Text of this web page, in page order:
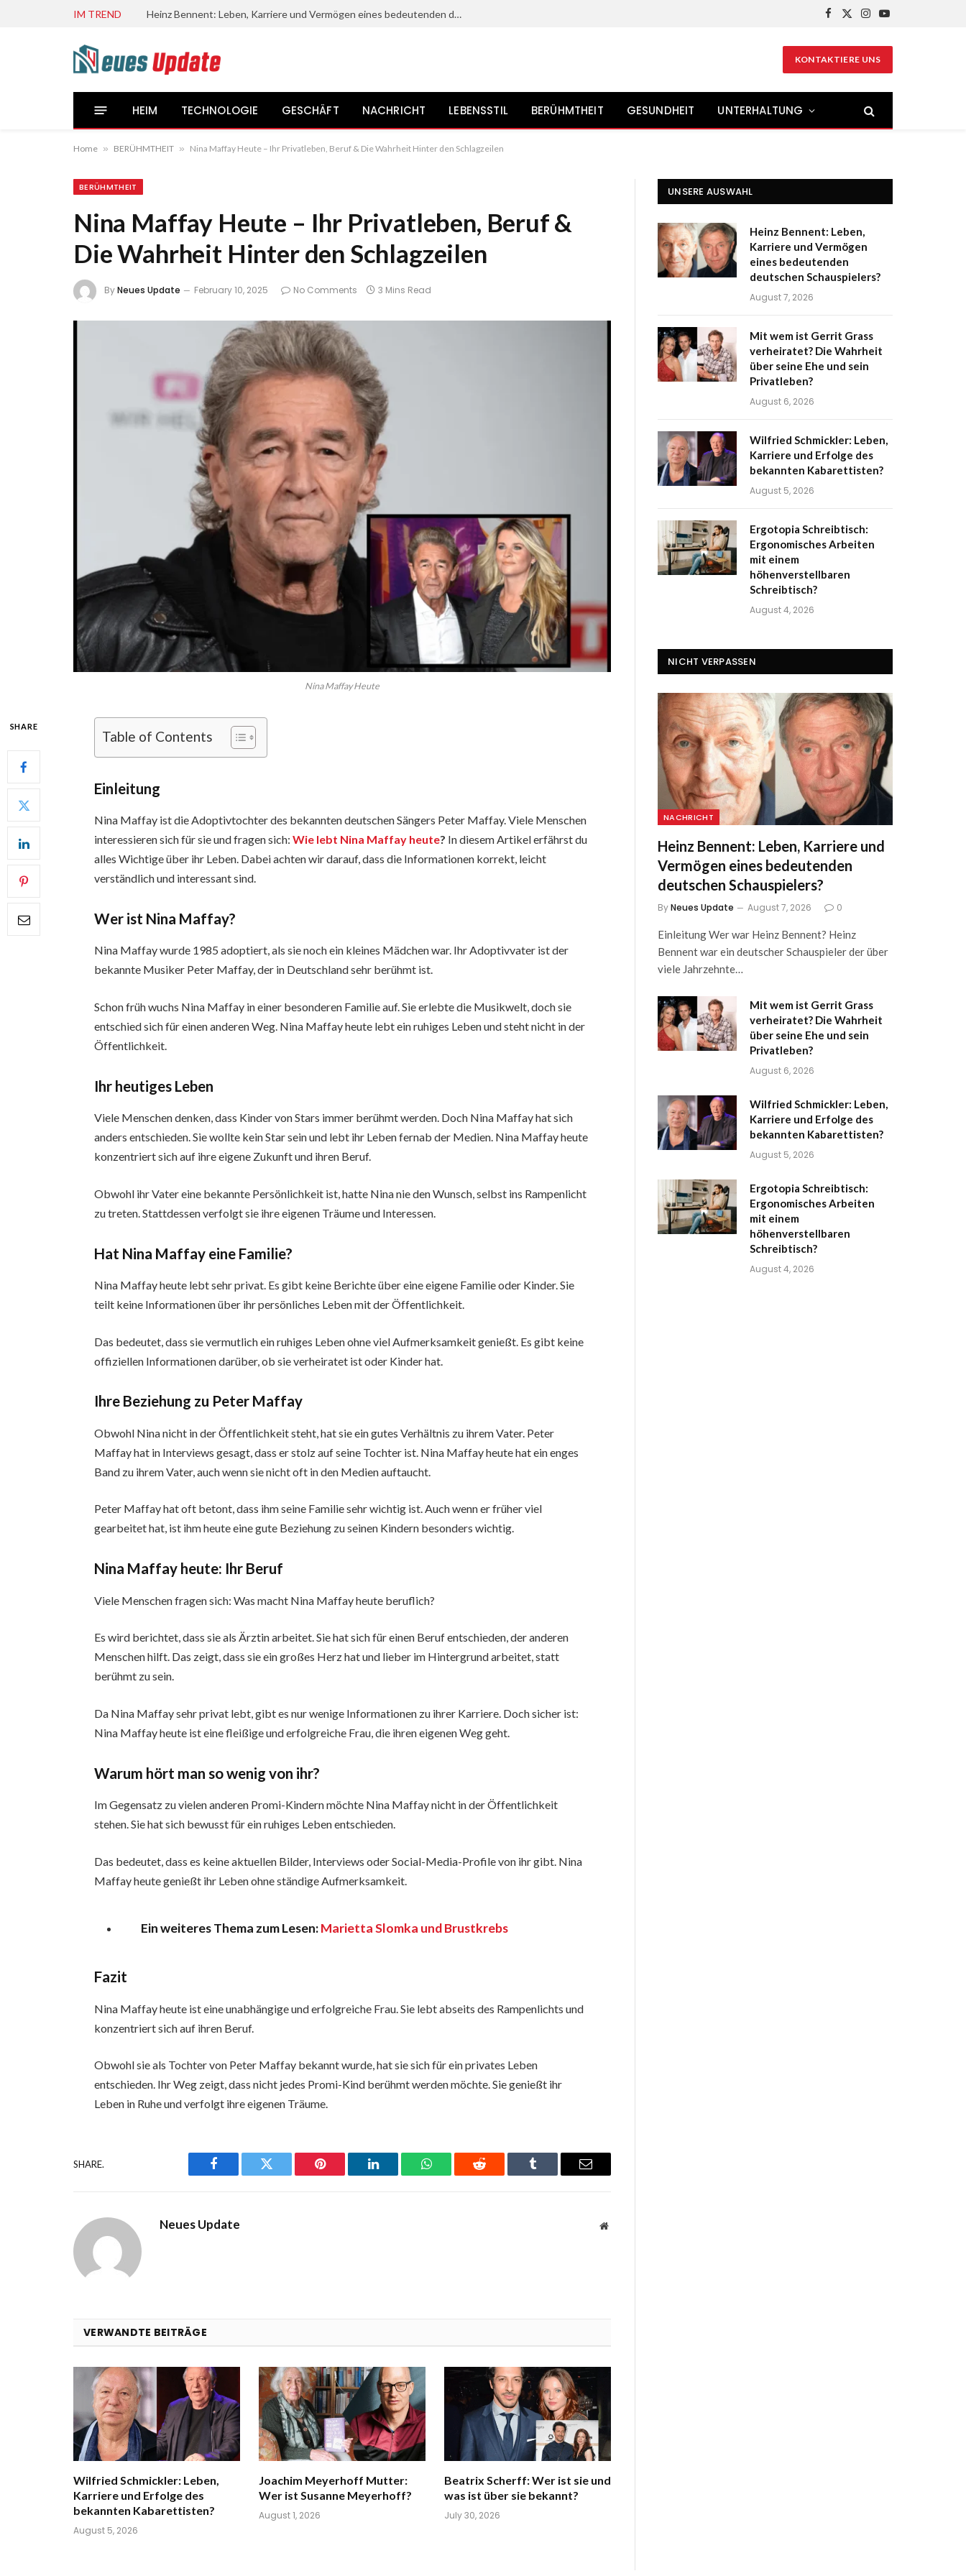
IM TREND Heinz Bennent: Leben, Karriere und Vermögen eines bedeutenden deutschen Schauspielers?
Facebook
X
Instagram
YouTube
KONTAKTIERE UNS
HEIM TECHNOLOGIE GESCHÄFT NACHRICHT LEBENSSTIL BERÜHMTHEIT GESUNDHEIT UNTERHALTUNG
Home » BERÜHMTHEIT » Nina Maffay Heute – Ihr Privatleben, Beruf & Die Wahrheit Hinter den Schlagzeilen
BERÜHMTHEIT
Nina Maffay Heute – Ihr Privatleben, Beruf &
Die Wahrheit Hinter den Schlagzeilen
ByNeues Update February 10, 2025 No Comments 3 Mins Read
Nina Maffay Heute
SHARE
Table of Contents
Einleitung
Nina Maffay ist die Adoptivtochter des bekannten deutschen Sängers Peter Maffay. Viele Menschen
interessieren sich für sie und fragen sich:Wie lebt Nina Maffay heute? In diesem Artikel erfährst du
alles Wichtige über ihr Leben. Dabei achten wir darauf, dass die Informationen korrekt, leicht
verständlich und interessant sind.
Wer ist Nina Maffay?
Nina Maffay wurde 1985 adoptiert, als sie noch ein kleines Mädchen war. Ihr Adoptivvater ist der
bekannte Musiker Peter Maffay, der in Deutschland sehr berühmt ist.
Schon früh wuchs Nina Maffay in einer besonderen Familie auf. Sie erlebte die Musikwelt, doch sie
entschied sich für einen anderen Weg. Nina Maffay heute lebt ein ruhiges Leben und steht nicht in der
Öffentlichkeit.
Ihr heutiges Leben
Viele Menschen denken, dass Kinder von Stars immer berühmt werden. Doch Nina Maffay hat sich
anders entschieden. Sie wollte kein Star sein und lebt ihr Leben fernab der Medien. Nina Maffay heute
konzentriert sich auf ihre eigene Zukunft und ihren Beruf.
Obwohl ihr Vater eine bekannte Persönlichkeit ist, hatte Nina nie den Wunsch, selbst ins Rampenlicht
zu treten. Stattdessen verfolgt sie ihre eigenen Träume und Interessen.
Hat Nina Maffay eine Familie?
Nina Maffay heute lebt sehr privat. Es gibt keine Berichte über eine eigene Familie oder Kinder. Sie
teilt keine Informationen über ihr persönliches Leben mit der Öffentlichkeit.
Das bedeutet, dass sie vermutlich ein ruhiges Leben ohne viel Aufmerksamkeit genießt. Es gibt keine
offiziellen Informationen darüber, ob sie verheiratet ist oder Kinder hat.
Ihre Beziehung zu Peter Maffay
Obwohl Nina nicht in der Öffentlichkeit steht, hat sie ein gutes Verhältnis zu ihrem Vater. Peter
Maffay hat in Interviews gesagt, dass er stolz auf seine Tochter ist. Nina Maffay heute hat ein enges
Band zu ihrem Vater, auch wenn sie nicht oft in den Medien auftaucht.
Peter Maffay hat oft betont, dass ihm seine Familie sehr wichtig ist. Auch wenn er früher viel
gearbeitet hat, ist ihm heute eine gute Beziehung zu seinen Kindern besonders wichtig.
Nina Maffay heute: Ihr Beruf
Viele Menschen fragen sich: Was macht Nina Maffay heute beruflich?
Es wird berichtet, dass sie als Ärztin arbeitet. Sie hat sich für einen Beruf entschieden, der anderen
Menschen hilft. Das zeigt, dass sie ein großes Herz hat und lieber im Hintergrund arbeitet, statt
berühmt zu sein.
Da Nina Maffay sehr privat lebt, gibt es nur wenige Informationen zu ihrer Karriere. Doch sicher ist:
Nina Maffay heute ist eine fleißige und erfolgreiche Frau, die ihren eigenen Weg geht.
Warum hört man so wenig von ihr?
Im Gegensatz zu vielen anderen Promi-Kindern möchte Nina Maffay nicht in der Öffentlichkeit
stehen. Sie hat sich bewusst für ein ruhiges Leben entschieden.
Das bedeutet, dass es keine aktuellen Bilder, Interviews oder Social-Media-Profile von ihr gibt. Nina
Maffay heute genießt ihr Leben ohne ständige Aufmerksamkeit.
Ein weiteres Thema zum Lesen:Marietta Slomka und Brustkrebs
Fazit
Nina Maffay heute ist eine unabhängige und erfolgreiche Frau. Sie lebt abseits des Rampenlichts und
konzentriert sich auf ihren Beruf.
Obwohl sie als Tochter von Peter Maffay bekannt wurde, hat sie sich für ein privates Leben
entschieden. Ihr Weg zeigt, dass nicht jedes Promi-Kind berühmt werden möchte. Sie genießt ihr
Leben in Ruhe und verfolgt ihre eigenen Träume.
SHARE.
Facebook Twitter Pinterest LinkedIn WhatsAppReddit Tumblr Email
Neues Update Website
VERWANDTE BEITRÄGE
Wilfried Schmickler: Leben,
Karriere und Erfolge des
bekannten Kabarettisten?
August 5, 2026
Joachim Meyerhoff Mutter:
Wer ist Susanne Meyerhoff?
August 1, 2026
Beatrix Scherff: Wer ist sie und
was ist über sie bekannt?
July 30, 2026
UNSERE AUSWAHL
Heinz Bennent: Leben,
Karriere und Vermögen
eines bedeutenden
deutschen Schauspielers?
August 7, 2026
Mit wem ist Gerrit Grass
verheiratet? Die Wahrheit
über seine Ehe und sein
Privatleben?
August 6, 2026
Wilfried Schmickler: Leben,
Karriere und Erfolge des
bekannten Kabarettisten?
August 5, 2026
Ergotopia Schreibtisch:
Ergonomisches Arbeiten
mit einem
höhenverstellbaren
Schreibtisch?
August 4, 2026
NICHT VERPASSEN
NACHRICHT
Heinz Bennent: Leben, Karriere und
Vermögen eines bedeutenden
deutschen Schauspielers?
ByNeues Update August 7, 2026 0
Einleitung Wer war Heinz Bennent? Heinz
Bennent war ein deutscher Schauspieler der über
viele Jahrzehnte…
Mit wem ist Gerrit Grass
verheiratet? Die Wahrheit
über seine Ehe und sein
Privatleben?
August 6, 2026
Wilfried Schmickler: Leben,
Karriere und Erfolge des
bekannten Kabarettisten?
August 5, 2026
Ergotopia Schreibtisch:
Ergonomisches Arbeiten
mit einem
höhenverstellbaren
Schreibtisch?
August 4, 2026